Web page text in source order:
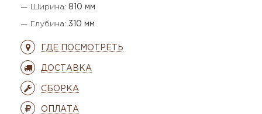
— Ширина: 810 мм
— Глубина: 310 мм
ГДЕ ПОСМОТРЕТЬ
ДОСТАВКА
СБОРКА
ОПЛАТА